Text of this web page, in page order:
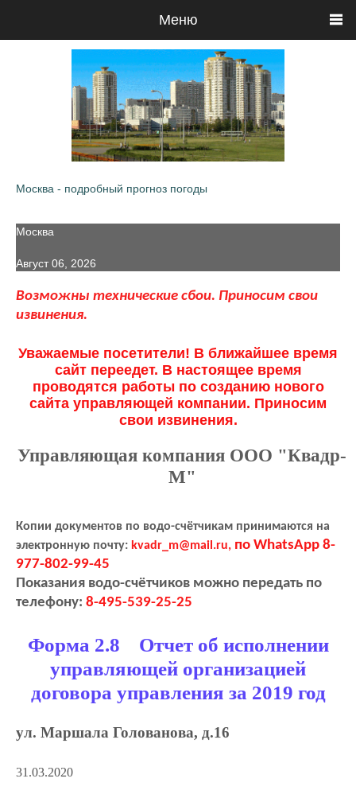
Меню
Москва - подробный прогноз погоды
Москва
Август 06, 2026
Возможны технические сбои. Приносим свои
извинения.
Уважаемые посетители! В ближайшее время
сайт переедет. В настоящее время
проводятся работы по созданию нового
сайта управляющей компании. Приносим
свои извинения.
Управляющая компания ООО "Квадр-
М"
Копии документов по водо-счётчикам принимаются на
электронную почту: kvadr_m@mail.ru, по WhatsApp 8-
977-802-99-45
Показания водо-счётчиков можно передать по
телефону: 8-495-539-25-25
Форма 2.8 Отчет об исполнении
управляющей организацией
договора управления за 2019 год
ул. Маршала Голованова, д.16
31.03.2020